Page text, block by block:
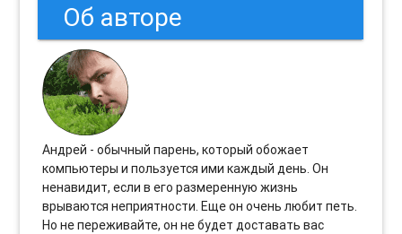
Об авторе
Андрей - обычный парень, который обожает
компьютеры и пользуется ими каждый день. Он
ненавидит, если в его размеренную жизнь
врываются неприятности. Еще он очень любит петь.
Но не переживайте, он не будет доставать вас